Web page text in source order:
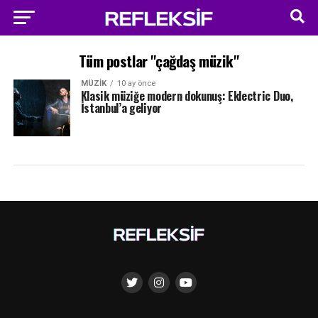
Tüm postlar "çağdaş müzik"
MÜZIK 10 ay önce
Klasik müziğe modern dokunuş: Eklectric Duo,
İstanbul’a geliyor